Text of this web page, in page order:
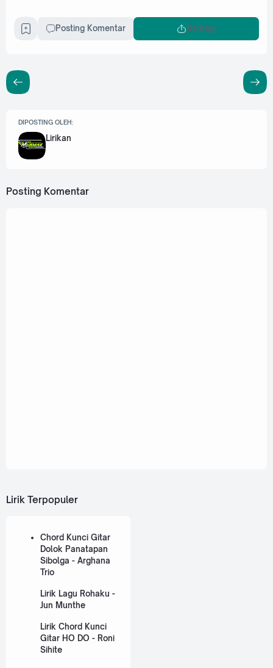
Posting Komentar Berbagi
DIPOSTING OLEH:
Lirikan
Posting Komentar
Lirik Terpopuler
Chord Kunci Gitar
Dolok Panatapan
Sibolga - Arghana
Trio
Lirik Lagu Rohaku -
Jun Munthe
Lirik Chord Kunci
Gitar HO DO - Roni
Sihite